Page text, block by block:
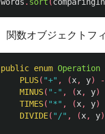
関数オブジェクトフ
public enum Operation
PLUS( "+" , (x, y)
MINUS( "-" , (x, y)
TIMES( "*" , (x, y)
DIVIDE( "/" , (x, y)